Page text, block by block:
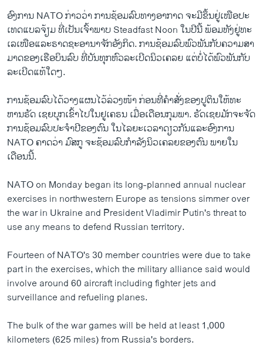
​ອົງ​ການ NATO ກ່າວ​ວ່າ ການ​ຊ້ອມ​ລົບ​ທາງ​ອາ​ກາດ​ ຈະ​ມີ​ຂຶ້ນ​ຢູ່​ເໜືອປະ​
ເທດ​ແບ​ລ​ຈ້ຽມ ທີ່​ເປັນ​ເຈົ້າ​ພາບ Steadfast Noon ​ໃນປີ​ນີ້ ພ້ອມ​ທັງ​ຢູ່​ທະ​
ເລ​ເໜືອແລະ​ຣາດ​ຊະ​ອາ​ນາ​ຈັກ​ອັງ​ກິດ. ​ການ​ຊ້ອມ​ລົບ​ພົວ​ພັນ​ກັບ​ຄວາມ​ສາ​
ມາດ​ຂອງ​ເຮືອ​ບິນ​ລົບ ທີ່ບັນ​ທຸກ​ຫົວລະ​ເບີດນິວ​ເຄ​ລຍ ແຕ່​ບໍ່​ໄດ້​ພົວ​ພັນ​ກັບ​
ລະ​ເບີດແທ້ໃດໆ.
​ການ​ຊ້ອມ​ລົບ​ໄດ້​ວາງ​ແຜນ​ໄວ້ລ່ວງ​ໜ້າ ກ່ອນທີ່ຄຳ​ສັ່ງ​ຂອງປູ​ຕິນໃຫ້​ທະ​
ຫານ​ຣັ​ດ ເຊຍ​ບຸກ​ເຂົ້າ​ໄປ​ໃນຢູ​ເຄ​ຣນ ​ເມື່ອເດືອນ​ກຸມ​ພາ. ​ຣັດ​ເຊຍ​ມັກ​ຈະ​ຈັດ​
ການ​ຊ້ອມ​ລົບ​ປະ​ຈຳ​ປີ​ຂອງ​ຕົນ ​ໃນ​ໄລ​ຍະ​ເວ​ລາ​ດຽວ​ກັນແລະ​ອົງ​ການ
NATO ຄາດ​ວ່າ ມົ​ສ​ກູ ​ຈະ​ຊ້ອມ​ລົບກຳ​ລັງ​ນິວ​ເຄ​ລຍຂ​ອງ​ຕົນ ພາຍ​ໃນ​
ເດືອນ​ນີ້.
NATO on Monday began its long-planned annual nuclear
exercises in northwestern Europe as tensions simmer over
the war in Ukraine and President Vladimir Putin's threat to
use any means to defend Russian territory.
Fourteen of NATO's 30 member countries were due to take
part in the exercises, which the military alliance said would
involve around 60 aircraft including fighter jets and
surveillance and refueling planes.
The bulk of the war games will be held at least 1,000
kilometers (625 miles) from Russia's borders.